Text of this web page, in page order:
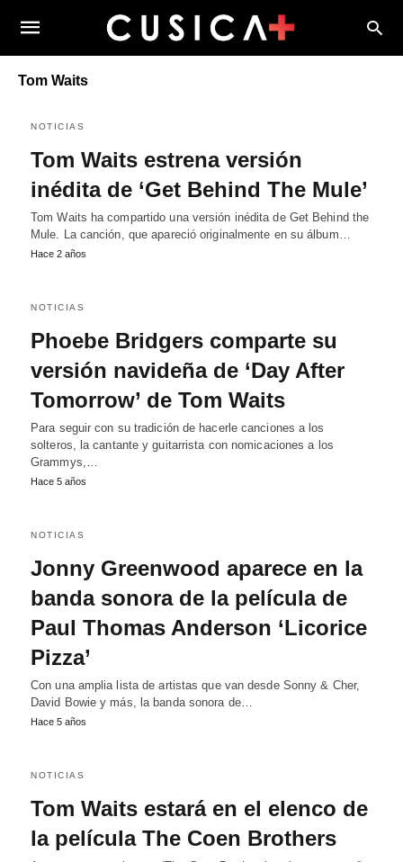
Tom Waits
NOTICIAS
Tom Waits estrena versión
inédita de ‘Get Behind The Mule’
Tom Waits ha compartido una versión inédita de Get Behind the
Mule. La canción, que apareció originalmente en su álbum…
Hace 2 años
NOTICIAS
Phoebe Bridgers comparte su
versión navideña de ‘Day After
Tomorrow’ de Tom Waits
Para seguir con su tradición de hacerle canciones a los
solteros, la cantante y guitarrista con nomicaciones a los
Grammys,…
Hace 5 años
NOTICIAS
Jonny Greenwood aparece en la
banda sonora de la película de
Paul Thomas Anderson ‘Licorice
Pizza’
Con una amplia lista de artistas que van desde Sonny & Cher,
David Bowie y más, la banda sonora de…
Hace 5 años
NOTICIAS
Tom Waits estará en el elenco de
la película The Coen Brothers